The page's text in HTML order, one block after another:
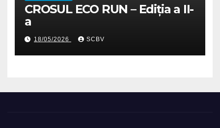
CROSUL ECO RUN – Ediția a II-
a
18/05/2026 SCBV